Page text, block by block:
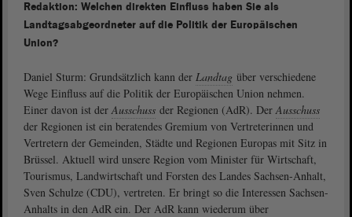
Redaktion: Welchen direkten Einfluss haben Sie als
Landtagsabgeordneter auf die Politik der Europäischen
Union?
Daniel Sturm: Grundsätzlich kann der Landtag über verschiedene
Wege Einfluss auf die Politik der Europäischen Union nehmen.
Einer davon ist derAusschuss der Regionen (AdR). DerAusschuss
der Regionen ist ein beratendes Gremium von Vertreterinnen und
Vertretern der Gemeinden, Städte und Regionen Europas mit Sitz in
Brüssel. Aktuell wird unsere Region vom Minister für Wirtschaft,
Tourismus, Landwirtschaft und Forsten des Landes Sachsen-Anhalt,
Sven Schulze (CDU), vertreten. Er bringt so die Interessen Sachsen-
Anhalts in den AdR ein. Der AdR kann wiederum über